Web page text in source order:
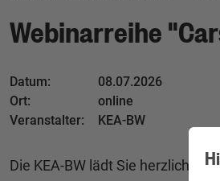
Webinarreihe
Datum:
08.07.2026
Ort:
online
Veranstalter:
KEA-BW
Die KEA-BW lädt Sie herzlich